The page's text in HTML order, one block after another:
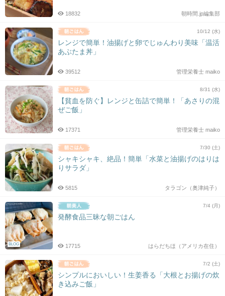
朝時間.jp編集部
18832
10/12 (水)
レンジで簡単！油揚げと卵でじゅんわり美味「温活
あぶたま丼」
管理栄養士 maiko
39512
8/31 (水)
【貧血を防ぐ】レンジと缶詰で簡単！「あさりの混
ぜご飯」
管理栄養士 maiko
17371
7/30 (土)
シャキシャキ、絶品！簡単「水菜と油揚げのはりは
りサラダ」
タラゴン（奥津純子）
5815
BLOG
7/4 (月)
発酵食品三昧な朝ごはん
はらだちほ（アメリカ在住）
17715
7/2 (土)
シンプルにおいしい！生姜香る「大根とお揚げの炊
き込みご飯」